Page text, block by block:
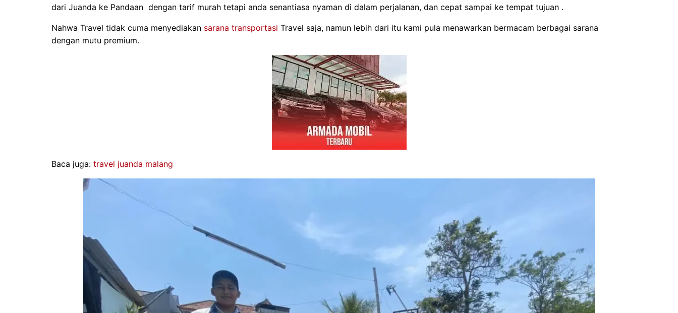
dari Juanda ke Pandaan dengan tarif murah tetapi anda senantiasa nyaman di dalam perjalanan, dan cepat sampai ke tempat tujuan .
Nahwa Travel tidak cuma menyediakan sarana transportasi Travel saja, namun lebih dari itu kami pula menawarkan bermacam berbagai sarana
dengan mutu premium.
Baca juga: travel juanda malang